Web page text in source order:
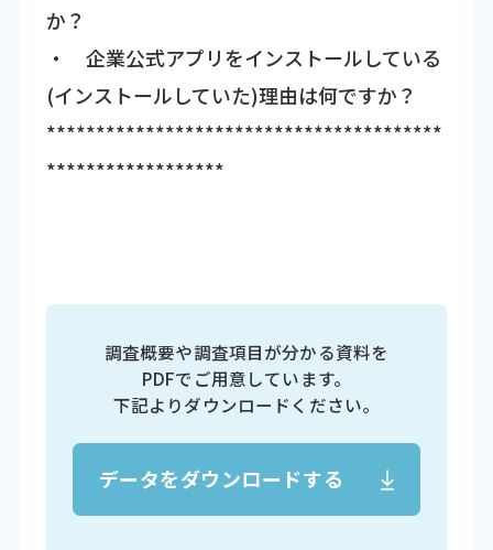
か？
・ 企業公式アプリをインストールしている
(インストールしていた)理由は何ですか？
****************************************
******************
調査概要や調査項目が分かる資料を
PDFでご用意しています。
下記よりダウンロードください。
データをダウンロードする